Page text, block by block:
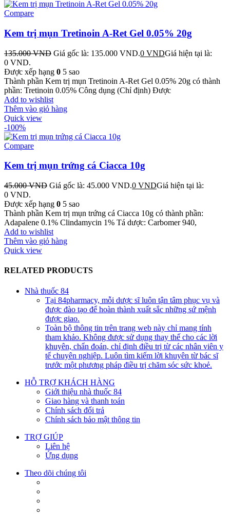
Compare
Kem trị mụn Tretinoin A-Ret Gel 0.05% 20g
135.000VND Giá gốc là: 135.000 VND.0 VNDGiá hiện tại là:
0 VND.
Được xếp hạng 0 5 sao
Thành phần Kem trị mụn Tretinoin A-Ret Gel 0.05% 20g có thành
phần: Tretinoin 0.05% Công dụng (Chỉ định) Được
Add to wishlist
Thêm vào giỏ hàng
Quick view
-100%
Compare
Kem trị mụn trứng cá Ciacca 10g
45.000VND Giá gốc là: 45.000 VND.0 VNDGiá hiện tại là:
0 VND.
Được xếp hạng 0 5 sao
Thành phần Kem trị mụn trứng cá Ciacca 10g có thành phần:
Adapalene 0.1% Clindamycin 1% Tá dược: Carbomer 940,
Add to wishlist
Thêm vào giỏ hàng
Quick view
RELATED PRODUCTS
Nhà thuốc 84
Tại 84pharmacy, mỗi dược sĩ luôn tận tâm phục vụ và
được đào tạo để hoàn thành xuất sắc những sứ mệnh
được giao.
Toàn bộ thông tin trên trang web này chỉ mang tính
tham khảo. Không được sử dụng thay thế cho các lời
khuyên, chẩn đoán, chỉ định điều trị từ các nhân viên y
tế chuyên nghiệp. Luôn tìm kiếm lời khuyên từ bác sĩ
trước một phương pháp điều trị chăm sóc sức khoẻ.
HỖ TRỢ KHÁCH HÀNG
Giới thiệu nhà thuốc 84
Giao hàng và thanh toán
Chính sách đổi trả
Chính sách bảo mật thông tin
TRỢ GIÚP
Liên hệ
Ứng dụng
Theo dõi chúng tôi